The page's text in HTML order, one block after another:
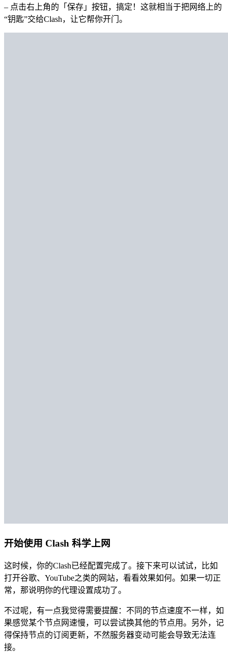
– 点击右上角的「保存」按钮，搞定！这就相当于把网络上的
“钥匙”交给Clash，让它帮你开门。
开始使用 Clash 科学上网
这时候，你的Clash已经配置完成了。接下来可以试试，比如
打开谷歌、YouTube之类的网站，看看效果如何。如果一切正
常，那说明你的代理设置成功了。
不过呢，有一点我觉得需要提醒：不同的节点速度不一样，如
果感觉某个节点网速慢，可以尝试换其他的节点用。另外，记
得保持节点的订阅更新，不然服务器变动可能会导致无法连
接。